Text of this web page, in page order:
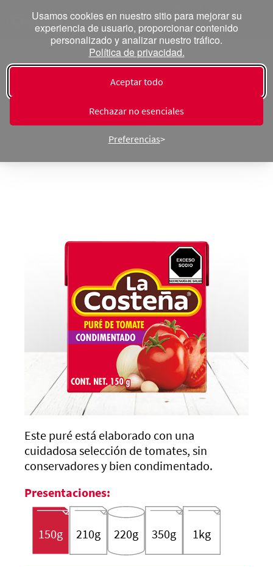
Usamos cookies en nuestro sitio para mejorar su
experiencia de usuario, proporcionar contenido
personalizado y analizar nuestro tráfico.
Política de privacidad.
Aceptar todo
Rechazar no esenciales
Preferencias
Condimentado
Este puré está elaborado con una
cuidadosa selección de tomates, sin
conservadores y bien condimentado.
Presentaciones:
150g 210g 220g 350g 1kg